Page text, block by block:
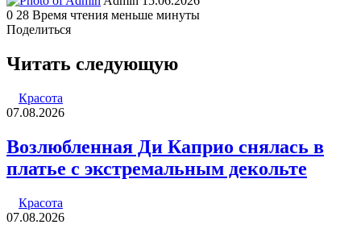
an
0 28 Время чтения меньше минуты
Поделиться
через
электронную
Читать следующую
Красота
07.08.2026
Возлюбленная Ди Каприо снялась в
платье с экстремальным декольте
Красота
07.08.2026